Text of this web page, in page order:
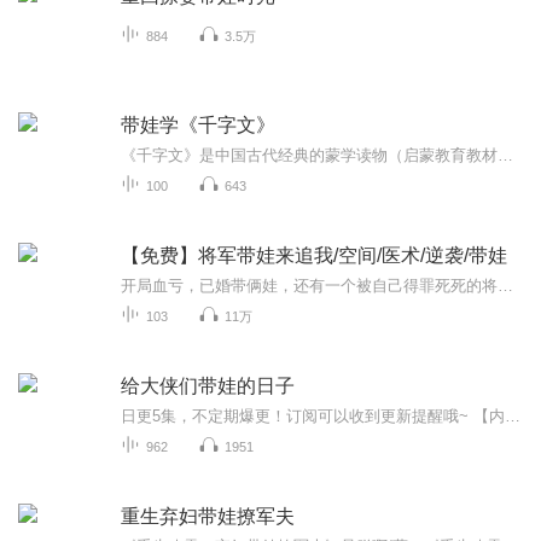
884 3.5万
带娃学《千字文》
100 643
【免费】将军带娃来追我/空间/医术/逆袭/带娃
103 11万
给大侠们带娃的日子
962 1951
重生弃妇带娃撩军夫